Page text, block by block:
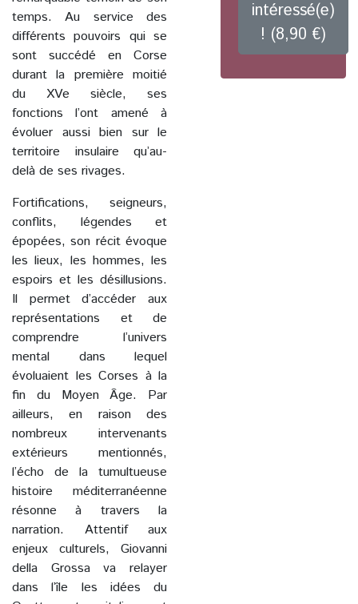
temps. Au service des
différents pouvoirs qui se
sont succédé en Corse
durant la première moitié
du XVe siècle, ses
fonctions l’ont amené à
évoluer aussi bien sur le
territoire insulaire qu’au-
delà de ses rivages.
Fortifications, seigneurs,
conflits, légendes et
épopées, son récit évoque
les lieux, les hommes, les
espoirs et les désillusions.
Il permet d’accéder aux
représentations et de
comprendre l’univers
mental dans lequel
évoluaient les Corses à la
fin du Moyen Âge. Par
ailleurs, en raison des
nombreux intervenants
extérieurs mentionnés,
l’écho de la tumultueuse
histoire méditerranéenne
résonne à travers la
narration. Attentif aux
enjeux culturels, Giovanni
della Grossa va relayer
dans l’île les idées du
intéressé(e)
! (8,90 €)